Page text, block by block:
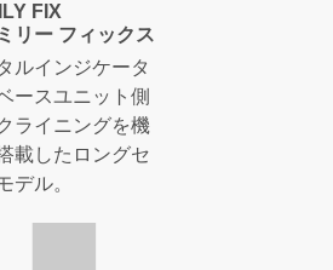
FIX
リー フィックス
ルインジケータ
ースユニット側
ライニングを機
載したロングセ
デル。